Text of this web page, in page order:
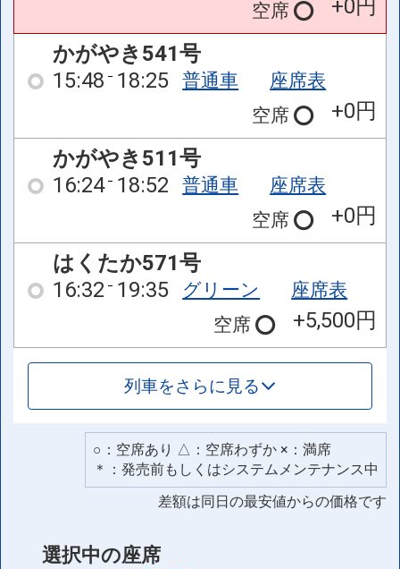
空席
+0円
かがやき541号
15:48 18:25 普通車
座席表
空席
+0円
かがやき511号
16:24 18:52 普通車
座席表
空席
+0円
はくたか571号
16:32 19:35 グリーン
座席表
空席
+5,500円
列車をさらに見る
○：空席あり △：空席わずか ×：満席
＊：発売前もしくはシステムメンテナンス中
差額は同日の最安値からの価格です
選択中の座席